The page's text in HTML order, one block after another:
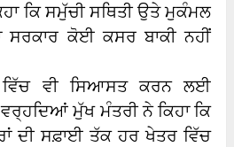
ਕਿ ਸਮੁੱਚੀ ਸਥਿਤੀ ਉਤੇ ਮੁਕੰਮਲ
ਕੋਈ ਕਸਰ ਬਾਕੀ ਨਹੀਂ
ਵਿੱਚ ਵੀ ਸਿਆਸਤ ਕਰਨ ਲਈ
ਮੁੱਖ ਮੰਤਰੀ ਨੇ ਕਿਹਾ ਕਿ
ਦੀ ਸਫ਼ਾਈ ਤੱਕ ਹਰ ਖੇਤਰ ਵਿੱਚ